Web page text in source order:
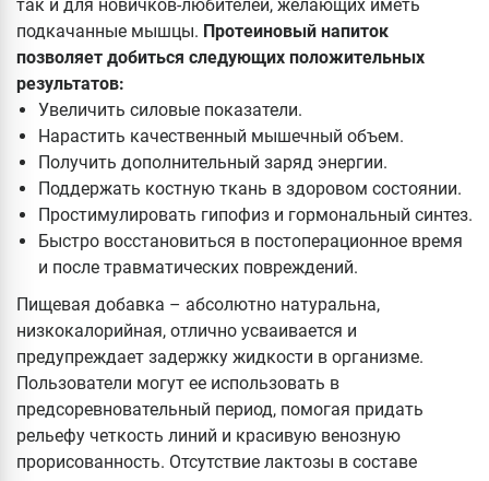
так и для новичков-любителей, желающих иметь
подкачанные мышцы. Протеиновый напиток
позволяет добиться следующих положительных
результатов:
Увеличить силовые показатели.
Нарастить качественный мышечный объем.
Получить дополнительный заряд энергии.
Поддержать костную ткань в здоровом состоянии.
Простимулировать гипофиз и гормональный синтез.
Быстро восстановиться в постоперационное время
и после травматических повреждений.
Пищевая добавка – абсолютно натуральна,
низкокалорийная, отлично усваивается и
предупреждает задержку жидкости в организме.
Пользователи могут ее использовать в
предсоревновательный период, помогая придать
рельефу четкость линий и красивую венозную
прорисованность. Отсутствие лактозы в составе